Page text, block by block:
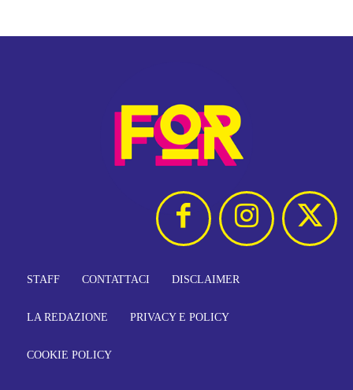
STAFF CONTATTACI DISCLAIMER
LA REDAZIONE PRIVACY E POLICY
COOKIE POLICY